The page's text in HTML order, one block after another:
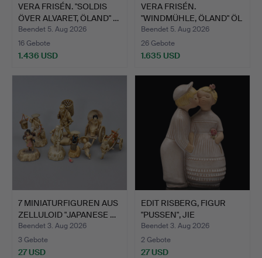
VERA FRISÉN. "SOLDIS
ÖVER ALVARET, ÖLAND" …
Beendet 5. Aug 2026
16 Gebote
1.436 USD
VERA FRISÉN.
"WINDMÜHLE, ÖLAND" ÖL
AUF LEI…
Beendet 5. Aug 2026
26 Gebote
1.635 USD
7 MINIATURFIGUREN AUS
ZELLULOID "JAPANESE …
Beendet 3. Aug 2026
3 Gebote
27 USD
EDIT RISBERG, FIGUR
"PUSSEN", JIE
GANTOFTA…
Beendet 3. Aug 2026
2 Gebote
27 USD